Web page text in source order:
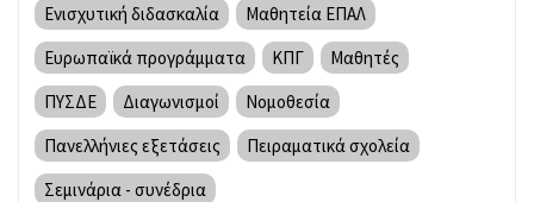
Ενισχυτική διδασκαλία
Μαθητεία ΕΠΑΛ
Ευρωπαϊκά προγράμματα
ΚΠΓ
Μαθητές
ΠΥΣΔΕ
Διαγωνισμοί
Νομοθεσία
Πανελλήνιες εξετάσεις
Πειραματικά σχολεία
Σεμινάρια - συνέδρια